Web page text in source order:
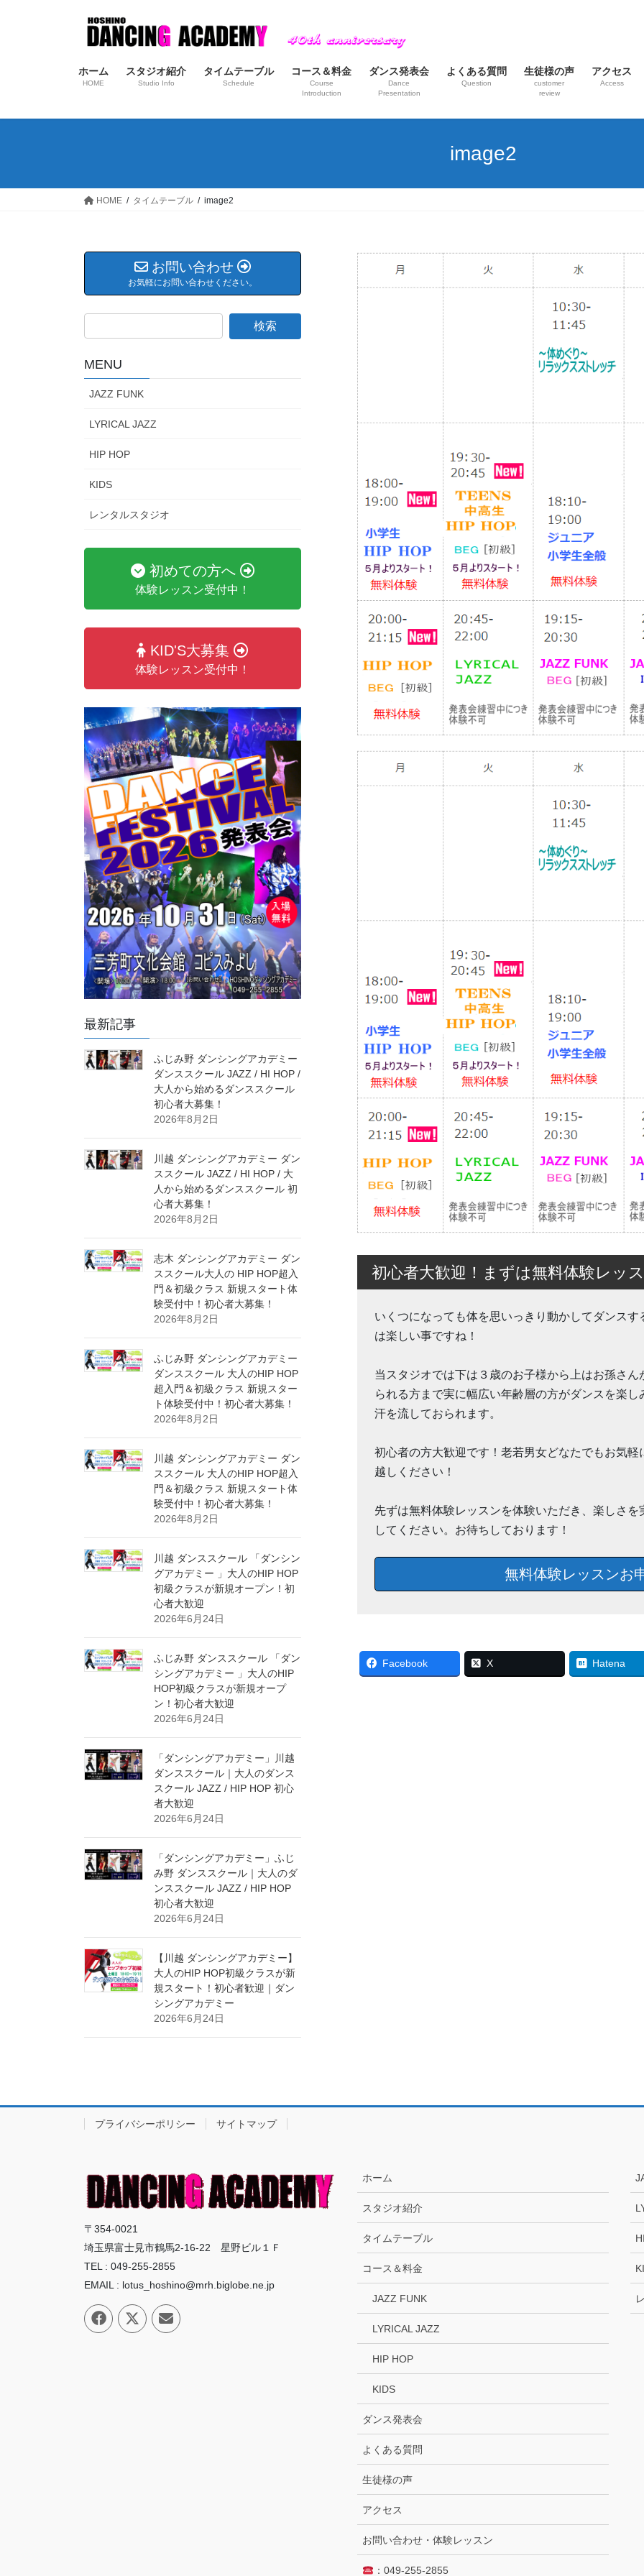
ホーム
HOME
スタジオ紹介
Studio Info
タイムテーブル
Schedule
コース＆料金
Course
Introduction
ダンス発表会
Dance
Presentation
よくある質問
Question
生徒様の声
customer
review
アクセス
Access
image2
HOME タイムテーブル image2
初心者大歓迎！まずは無料体験レッ
いくつになっても体を思いっきり動かしてダンスす
は楽しい事ですね！
当スタジオでは下は３歳のお子様から上はお孫さん
られる方まで実に幅広い年齢層の方がダンスを楽し
汗を流しておられます。
初心者の方大歓迎です！老若男女どなたでもお気軽
越しください！
先ずは無料体験レッスンを体験いただき、楽しさを
してください。お待ちしております！
無料体験レッスンお
Facebook X Hatena
お問い合わせ
お気軽にお問い合わせください。
MENU
JAZZ FUNK
LYRICAL JAZZ
HIP HOP
KIDS
レンタルスタジオ
初めての方へ
体験レッスン受付中！
KID'S大募集
体験レッスン受付中！
最新記事
ふじみ野 ダンシングアカデミー
ダンススクール JAZZ / HI HOP /
大人から始めるダンススクール
初心者大募集！
2026年8月2日
川越 ダンシングアカデミー ダン
ススクール JAZZ / HI HOP / 大
人から始めるダンススクール 初
心者大募集！
2026年8月2日
志木 ダンシングアカデミー ダン
ススクール大人の HIP HOP超入
門＆初級クラス 新規スタート体
験受付中！初心者大募集！
2026年8月2日
ふじみ野 ダンシングアカデミー
ダンススクール 大人のHIP HOP
超入門＆初級クラス 新規スター
ト体験受付中！初心者大募集！
2026年8月2日
川越 ダンシングアカデミー ダン
ススクール 大人のHIP HOP超入
門＆初級クラス 新規スタート体
験受付中！初心者大募集！
2026年8月2日
川越 ダンススクール 「ダンシン
グアカデミー 」大人のHIP HOP
初級クラスが新規オープン！初
心者大歓迎
2026年6月24日
ふじみ野 ダンススクール 「ダン
シングアカデミー 」大人のHIP
HOP初級クラスが新規オープ
ン！初心者大歓迎
2026年6月24日
「ダンシングアカデミー」川越
ダンススクール｜大人のダンス
スクール JAZZ / HIP HOP 初心
者大歓迎
2026年6月24日
「ダンシングアカデミー」ふじ
み野 ダンススクール｜大人のダ
ンススクール JAZZ / HIP HOP
初心者大歓迎
2026年6月24日
【川越 ダンシングアカデミー】
大人のHIP HOP初級クラスが新
規スタート！初心者歓迎｜ダン
シングアカデミー
2026年6月24日
プライバシーポリシー サイトマップ
〒354-0021
埼玉県富士見市鶴馬2-16-22 星野ビル１Ｆ
TEL : 049-255-2855
EMAIL : lotus_hoshino@mrh.biglobe.ne.jp
ホーム
スタジオ紹介
タイムテーブル
コース＆料金
JAZZ FUNK
LYRICAL JAZZ
HIP HOP
KIDS
ダンス発表会
よくある質問
生徒様の声
アクセス
お問い合わせ・体験レッスン
：049-255-2855